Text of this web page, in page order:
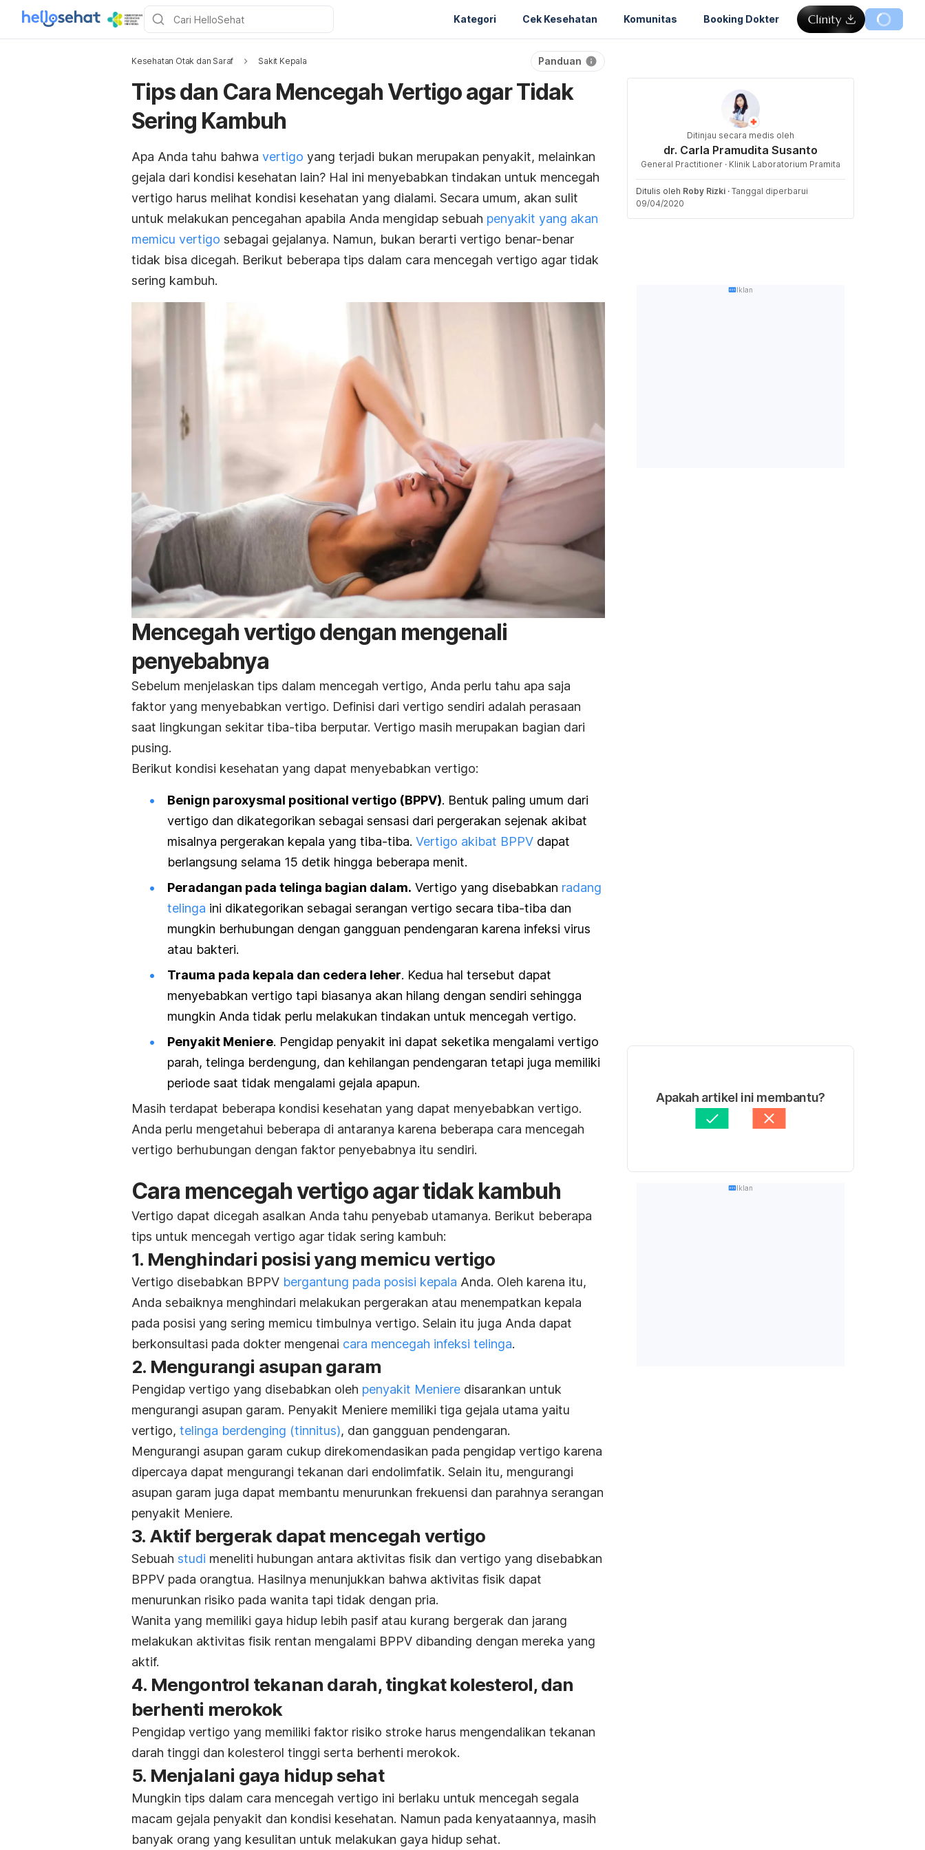
Kategori Cek Kesehatan Komunitas Booking Dokter
Kesehatan Otak dan Saraf Sakit Kepala Panduan
Tips dan Cara Mencegah Vertigo agar Tidak
Sering Kambuh
Apa Anda tahu bahwa vertigo yang terjadi bukan merupakan penyakit, melainkan
gejala dari kondisi kesehatan lain? Hal ini menyebabkan tindakan untuk mencegah
vertigo harus melihat kondisi kesehatan yang dialami. Secara umum, akan sulit
untuk melakukan pencegahan apabila Anda mengidap sebuah penyakit yang akan
memicu vertigo sebagai gejalanya. Namun, bukan berarti vertigo benar-benar
tidak bisa dicegah. Berikut beberapa tips dalam cara mencegah vertigo agar tidak
sering kambuh.
Mencegah vertigo dengan mengenali
penyebabnya
Sebelum menjelaskan tips dalam mencegah vertigo, Anda perlu tahu apa saja
faktor yang menyebabkan vertigo. Definisi dari vertigo sendiri adalah perasaan
saat lingkungan sekitar tiba-tiba berputar. Vertigo masih merupakan bagian dari
pusing.
Berikut kondisi kesehatan yang dapat menyebabkan vertigo:
Benign paroxysmal positional vertigo (BPPV). Bentuk paling umum dari
vertigo dan dikategorikan sebagai sensasi dari pergerakan sejenak akibat
misalnya pergerakan kepala yang tiba-tiba. Vertigo akibat BPPV dapat
berlangsung selama 15 detik hingga beberapa menit.
Peradangan pada telinga bagian dalam. Vertigo yang disebabkan radang
telinga ini dikategorikan sebagai serangan vertigo secara tiba-tiba dan
mungkin berhubungan dengan gangguan pendengaran karena infeksi virus
atau bakteri.
Trauma pada kepala dan cedera leher. Kedua hal tersebut dapat
menyebabkan vertigo tapi biasanya akan hilang dengan sendiri sehingga
mungkin Anda tidak perlu melakukan tindakan untuk mencegah vertigo.
Penyakit Meniere. Pengidap penyakit ini dapat seketika mengalami vertigo
parah, telinga berdengung, dan kehilangan pendengaran tetapi juga memiliki
periode saat tidak mengalami gejala apapun.
Masih terdapat beberapa kondisi kesehatan yang dapat menyebabkan vertigo.
Anda perlu mengetahui beberapa di antaranya karena beberapa cara mencegah
vertigo berhubungan dengan faktor penyebabnya itu sendiri.
Cara mencegah vertigo agar tidak kambuh
Vertigo dapat dicegah asalkan Anda tahu penyebab utamanya. Berikut beberapa
tips untuk mencegah vertigo agar tidak sering kambuh:
1. Menghindari posisi yang memicu vertigo
Vertigo disebabkan BPPV bergantung pada posisi kepala Anda. Oleh karena itu,
Anda sebaiknya menghindari melakukan pergerakan atau menempatkan kepala
pada posisi yang sering memicu timbulnya vertigo. Selain itu juga Anda dapat
berkonsultasi pada dokter mengenai cara mencegah infeksi telinga.
2. Mengurangi asupan garam
Pengidap vertigo yang disebabkan oleh penyakit Meniere disarankan untuk
mengurangi asupan garam. Penyakit Meniere memiliki tiga gejala utama yaitu
vertigo, telinga berdenging (tinnitus), dan gangguan pendengaran.
Mengurangi asupan garam cukup direkomendasikan pada pengidap vertigo karena
dipercaya dapat mengurangi tekanan dari endolimfatik. Selain itu, mengurangi
asupan garam juga dapat membantu menurunkan frekuensi dan parahnya serangan
penyakit Meniere.
3. Aktif bergerak dapat mencegah vertigo
Sebuah studi meneliti hubungan antara aktivitas fisik dan vertigo yang disebabkan
BPPV pada orangtua. Hasilnya menunjukkan bahwa aktivitas fisik dapat
menurunkan risiko pada wanita tapi tidak dengan pria.
Wanita yang memiliki gaya hidup lebih pasif atau kurang bergerak dan jarang
melakukan aktivitas fisik rentan mengalami BPPV dibanding dengan mereka yang
aktif.
4. Mengontrol tekanan darah, tingkat kolesterol, dan
berhenti merokok
Pengidap vertigo yang memiliki faktor risiko stroke harus mengendalikan tekanan
darah tinggi dan kolesterol tinggi serta berhenti merokok.
5. Menjalani gaya hidup sehat
Mungkin tips dalam cara mencegah vertigo ini berlaku untuk mencegah segala
macam gejala penyakit dan kondisi kesehatan. Namun pada kenyataannya, masih
banyak orang yang kesulitan untuk melakukan gaya hidup sehat.
Ditinjau secara medis oleh
dr. Carla Pramudita Susanto
General Practitioner · Klinik Laboratorium Pramita
Ditulis oleh Roby Rizki · Tanggal diperbarui
09/04/2020
Iklan
Apakah artikel ini membantu?
Iklan